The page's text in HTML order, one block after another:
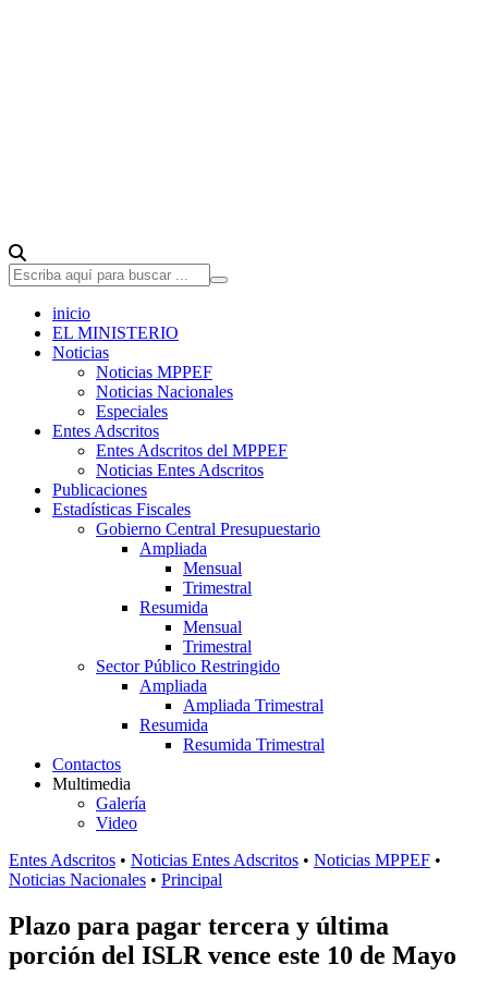
inicio
EL MINISTERIO
Noticias
Noticias MPPEF
Noticias Nacionales
Especiales
Entes Adscritos
Entes Adscritos del MPPEF
Noticias Entes Adscritos
Publicaciones
Estadísticas Fiscales
Gobierno Central Presupuestario
Ampliada
Mensual
Trimestral
Resumida
Mensual
Trimestral
Sector Público Restringido
Ampliada
Ampliada Trimestral
Resumida
Resumida Trimestral
Contactos
Multimedia
Galería
Video
Entes Adscritos • Noticias Entes Adscritos • Noticias MPPEF •
Noticias Nacionales • Principal
Plazo para pagar tercera y última
porción del ISLR vence este 10 de Mayo